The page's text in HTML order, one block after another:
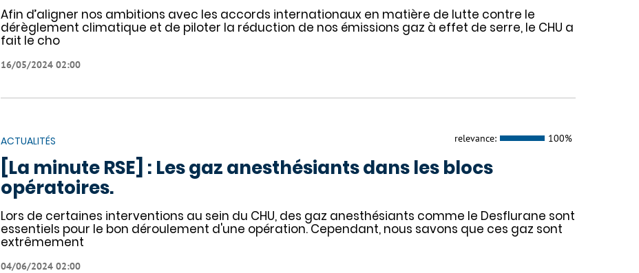
Afin d’aligner nos ambitions avec les accords internationaux en matière de lutte contre le
dérèglement climatique et de piloter la réduction de nos émissions gaz à effet de serre, le CHU a
fait le cho
16/05/2024 02:00
ACTUALITÉS relevance: 100%
[La minute RSE] : Les gaz anesthésiants dans les blocs
opératoires.
​​Lors de certaines interventions au sein du CHU, des gaz anesthésiants comme le Desflurane sont
essentiels pour le bon déroulement d'une opération. Cependant, nous savons que ces gaz sont
extrêmement
04/06/2024 02:00